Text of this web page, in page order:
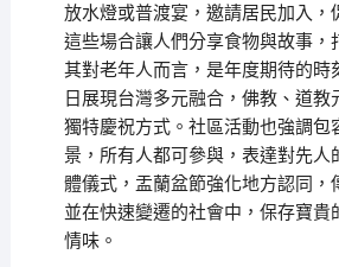
放水燈或普渡宴，邀請居民加入，
這些場合讓人們分享食物與故事，
其對老年人而言，是年度期待的時
日展現台灣多元融合，佛教、道教
獨特慶祝方式。社區活動也強調包
景，所有人都可參與，表達對先人
體儀式，盂蘭盆節強化地方認同，
並在快速變遷的社會中，保存寶貴
情味。